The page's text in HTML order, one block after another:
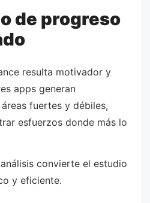
de progreso
resulta motivador y
apps generan
fuertes y débiles,
esfuerzos donde más lo
convierte el estudio
y eficiente.